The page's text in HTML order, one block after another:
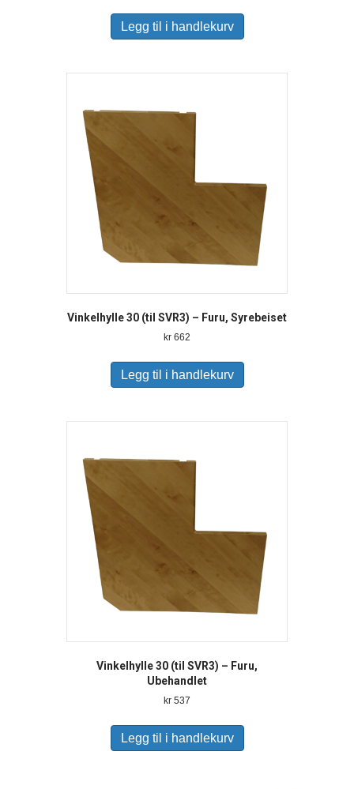
Legg til i handlekurv
Vinkelhylle 30 (til SVR3) – Furu, Syrebeiset
kr 662
Legg til i handlekurv
Vinkelhylle 30 (til SVR3) – Furu,
Ubehandlet
kr 537
Legg til i handlekurv